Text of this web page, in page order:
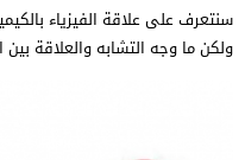
سنتعرف على علاقة الفيزياء
ولكن ما وجه التشابه والعلاقة بين